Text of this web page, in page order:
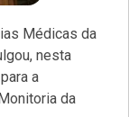
Médicas da
nesta
a
da